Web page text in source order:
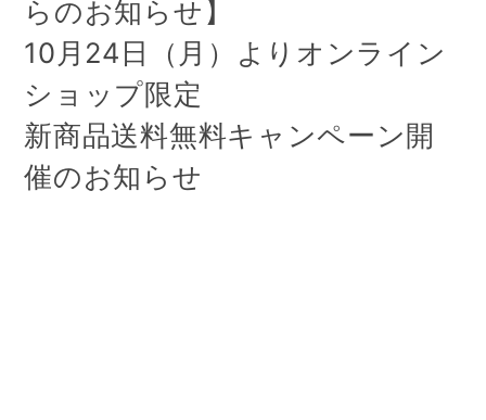
らのお知らせ】
10月24日（月）よりオンライン
ショップ限定
新商品送料無料キャンペーン開
催のお知らせ